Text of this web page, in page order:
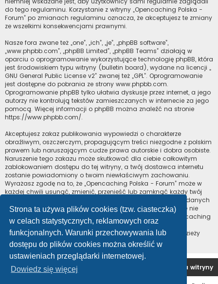
Strona ta używa plików cookies (tzw. ciasteczka)
w celach statystycznych, reklamowych oraz
funkcjonalnych. Warunki przechowywania lub
dostępu do plików cookies można określić w
ustawieniach przeglądarki internetowej.
Dowiedz się więcej
do tego regulaminu. Korzystanie z witryny „Opencaching Polska -
Forum” po zmianach regulaminu oznacza, że akceptujesz te zmiany
ze wszelkimi konsekwencjami prawnymi.
Nasze fora zwane też „one”, „ich”, „je”, „phpBB software”,
„www.phpbb.com”, „phpBB Limited”, „phpBB Teams” działają w
oparciu o oprogramowanie wykorzystujące technologię phpBB, która
jest środowiskiem typu witryny (bulletin board), wydane na licencji „
GNU General Public License v2” zwanej też „GPL”. Oprogramowanie
jest dostępne do pobrania ze strony www.phpbb.com.
Oprogramowanie phpBB tylko ułatwia dyskusje przez internet, a jego
autorzy nie kontrolują tekstów zamieszczanych w internecie za jego
pomocą. Więcej informacji o phpBB można znaleźć na stronie
https://www.phpbb.com/.
Akceptujesz zakaz publikowania wypowiedzi o charakterze
obraźliwym, oszczerczym, propagującym treści niezgodne z polskim
prawem lub naruszającym cudze prawa autorskie i dobra osobiste.
Naruszenie tego zakazu może skutkować dla ciebie całkowitym
zablokowaniem dostępu do tej witryny, a twój dostawca internetu
zostanie powiadomiony o twoim niewłaściwym zachowaniu.
Wyrażasz zgodę na to, że „Opencaching Polska - Forum” może w
każdej chwili usunąć, zmienić, przenieść lub zamknąć każdy twój
temat, post. Wyrażasz zgodę na zapisywanie wszystkich podanych
przez ciebie informacji w naszej bazie danych. Informacje te nie
będą przekazywane nikomu bez twojej zgody, ale ani „Opencaching
Polska - Forum”, ani phpBB nie ponosi odpowiedzialności za
włamania do witryny, podczas których może dojść do kradzieży
danych.
Forum OC PL Strona główna Usuń ciasteczka witryny